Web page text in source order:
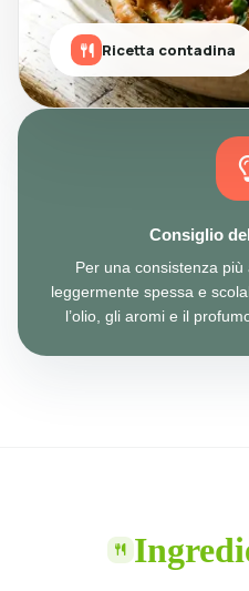
Ricetta contadina
Consiglio
Per una consistenza
leggermente spessa e
l’olio, gli aromi e il